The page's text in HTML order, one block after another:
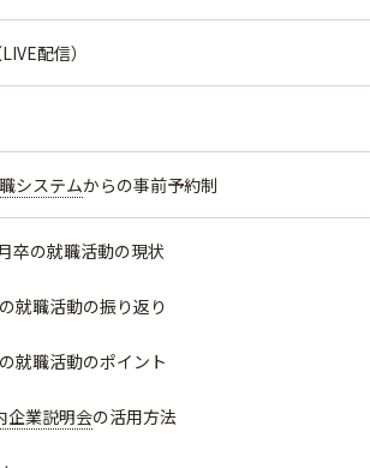
配信）
システムからの事前予約制
卒の就職活動の現状
就職活動の振り返り
就職活動のポイント
企業説明会の活用方法